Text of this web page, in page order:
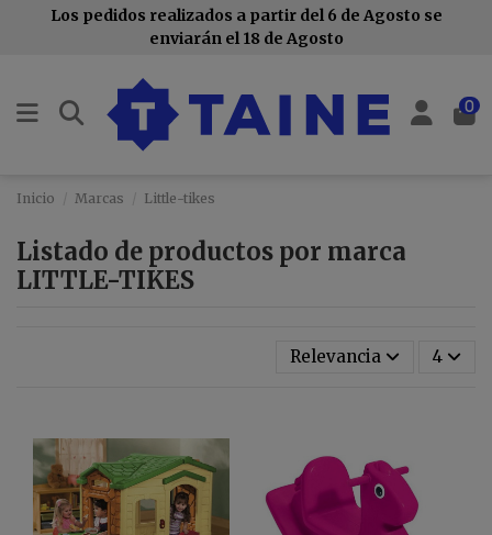
Los pedidos realizados a partir del 6 de Agosto se
enviarán el 18 de Agosto
0
Inicio Marcas Little-tikes
Listado de productos por marca
LITTLE-TIKES
Relevancia 4